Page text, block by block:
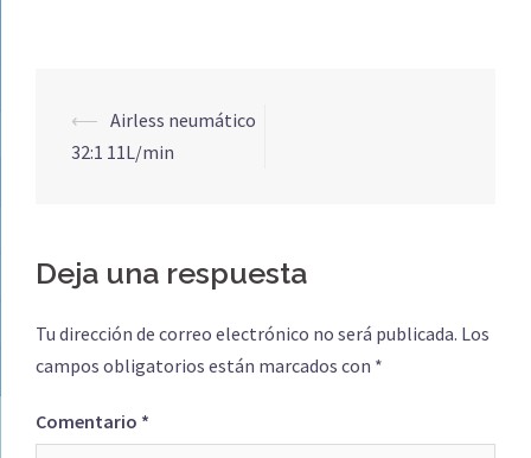
Navegación
de
⟵ Airless neumático
32:1 11L/min
Deja una respuesta
Tu dirección de correo electrónico no será publicada. Los
campos obligatorios están marcados con *
Comentario *